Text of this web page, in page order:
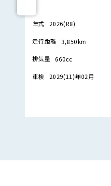
年式 2026(R8)
走行距離 3,850km
排気量 660cc
車検 2029(11)年02月